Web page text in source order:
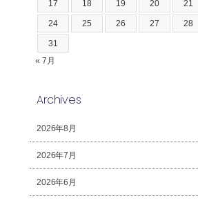
17 18 19 20 21
24 25 26 27 28
31
« 7月
Archives
2026年8月
2026年7月
2026年6月